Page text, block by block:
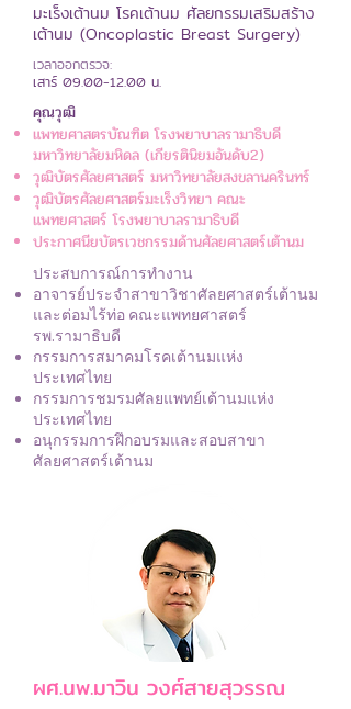
มะเร็งเต้านม โรคเต้านม ศัลยกรรมเสริมสร้าง
เต้านม (Oncoplastic Breast Surgery)
เวลาออกตรวจ:
เสาร์ 09.00-12.00 น.
คุณวุฒิ
แพทยศาสตรบัณฑิต โรงพยาบาลรามาธิบดี
มหาวิทยาลัยมหิดล (เกียรตินิยมอันดับ2)
วุฒิบัตรศัลยศาสตร์ มหาวิทยาลัยสงขลานครินทร์
วุฒิบัตรศัลยศาสตร์มะเร็งวิทยา คณะ
แพทยศาสตร์ โรงพยาบาลรามาธิบดี
ประกาศนียบัตรเวชกรรมด้านศัลยศาสตร์เต้านม
ประสบการณ์การทำงาน
อาจารย์ประจำสาขาวิชาศัลยศาสตร์เต้านม
และต่อมไร้ท่อ คณะแพทยศาสตร์
รพ.รามาธิบดี
กรรมการสมาคมโรคเต้านมแห่ง
ประเทศไทย
กรรมการชมรมศัลยแพทย์เต้านมแห่ง
ประเทศไทย
อนุกรรมการฝึกอบรมและสอบสาขา
ศัลยศาสตร์เต้านม
ผศ.นพ.มาวิน วงศ์สายสุวรรณ